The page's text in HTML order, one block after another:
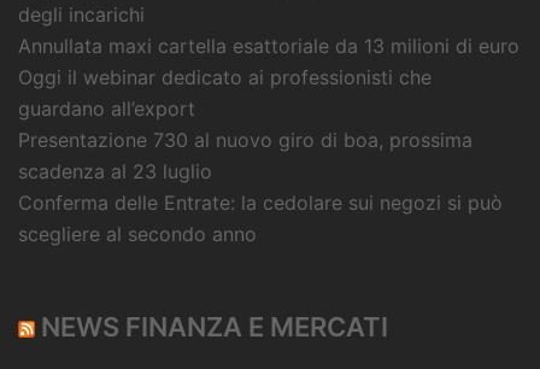
degli incarichi
Annullata maxi cartella esattoriale da 13 milioni di euro
Oggi il webinar dedicato ai professionisti che
guardano all’export
Presentazione 730 al nuovo giro di boa, prossima
scadenza al 23 luglio
Conferma delle Entrate: la cedolare sui negozi si può
scegliere al secondo anno
NEWS FINANZA E MERCATI